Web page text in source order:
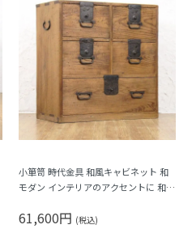
小箪笥 時代金具 和風キャビネット 和
モダン インテリアのアクセントに 和骨
61,600円 (税込)